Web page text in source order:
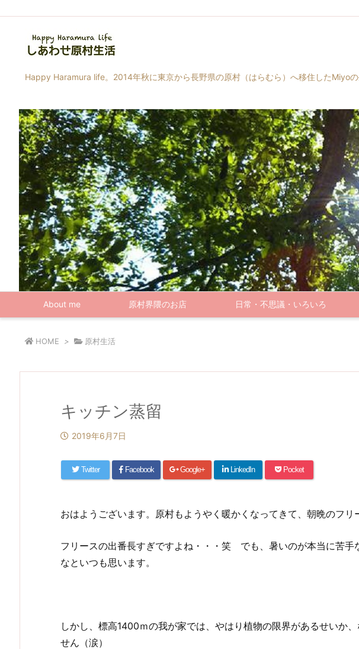
Happy Haramura life。2014年秋に東京から長野県の原村（はらむら）へ移住したMiyoの
About me 原村界隈のお店 日常・不思議・いろいろ
HOME > 原村生活
キッチン蒸留
2019年6月7日
Twitter Facebook Google+ LinkedIn Pocket
おはようございます。原村もようやく暖かくなってきて、朝晩のフリ
フリースの出番長すぎですよね・・・笑 でも、暑いのが本当に苦手
なといつも思います。
しかし、標高1400ｍの我が家では、やはり植物の限界があるせいか
せん（涙）